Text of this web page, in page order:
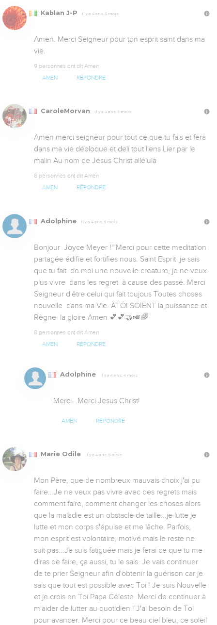
Kablan J-P Il y a 4 ans, 5 mois
Amen. Merci Seigneur pour ton esprit saint dans ma
vie.
9 personnes ont dit Amen
AMEN RÉPONDRE
CaroleMorvan Il y a 4 ans, 5 mois
Amen merci seigneur pour tout ce que tu fais et fera
dans ma vie débloque et deli tout liens Lier par le
malin Au nom de Jésus Christ alléluia
8 personnes ont dit Amen
AMEN RÉPONDRE
Adolphine Il y a 4 ans, 5 mois
Bonjour  Joyce Meyer !" Merci pour cette meditation
partagée édifie et fortifies nous. Saint Esprit  je sais
que tu fait  de moi une nouvelle creature, je ne veux
plus vivre  dans les regret  à cause des passé. Merci
Seigneur d'être celui qui fait toujous Toutes choses
nouvelle  dans ma Vie. ÀTOI SOIENT la puissance et
Règne  la gloire Amen 💕💕🤝🎺🌈
8 personnes ont dit Amen
AMEN RÉPONDRE
Adolphine Il y a 4 ans, 4 mois
Merci  .Merci Jesus Christ!
AMEN RÉPONDRE
Marie Odile Il y a 4 ans, 5 mois
Mon Père, que de nombreux mauvais choix j'ai pu
faire...Je ne veux pas vivre avec des regrets mais
comment faire, comment changer les choses alors
que la maladie est un obstacle de taille...je lutte je
lutte et mon corps s'épuise et me lâche. Parfois,
mon esprit est volontaire, motivé mais le reste ne
suit pas...Je suis fatiguée mais je ferai ce que tu me
diras de faire, ça aussi, tu le sais. Je vais continuer
de te prier Seigneur afin d'obtenir la guérison car je
sais que tout est possible avec Toi ! Je suis Nouvelle
et je crois en Toi Papa Céleste. Merci de continuer à
m'aider de lutter au quotidien ! J'ai besoin de Toi
pour avancer. Merci pour ce beau ciel bleu, ce soleil